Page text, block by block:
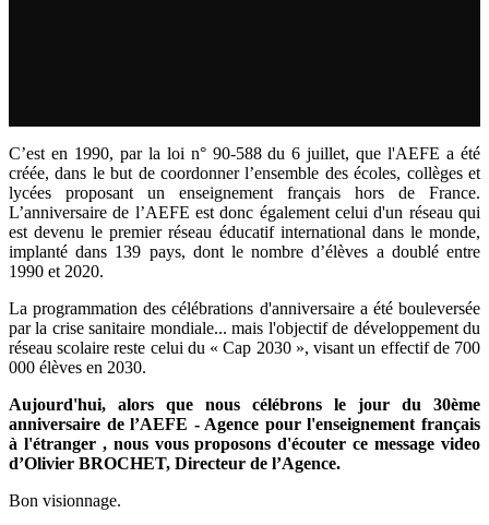
C’est en 1990, par la loi n° 90-588 du 6 juillet, que l'AEFE a été
créée, dans le but de coordonner l’ensemble des écoles, collèges et
lycées proposant un enseignement français hors de France.
L’anniversaire de l’AEFE est donc également celui d'un réseau qui
est devenu le premier réseau éducatif international dans le monde,
implanté dans 139 pays, dont le nombre d’élèves a doublé entre
1990 et 2020.
La programmation des célébrations d'anniversaire a été bouleversée
par la crise sanitaire mondiale... mais l'objectif de développement du
réseau scolaire reste celui du « Cap 2030 », visant un effectif de 700
000 élèves en 2030.
Aujourd'hui, alors que nous célébrons le jour du 30ème
anniversaire de l’AEFE - Agence pour l'enseignement français
à l'étranger , nous vous proposons d'écouter ce message video
d’Olivier BROCHET, Directeur de l’Agence.
Bon visionnage.